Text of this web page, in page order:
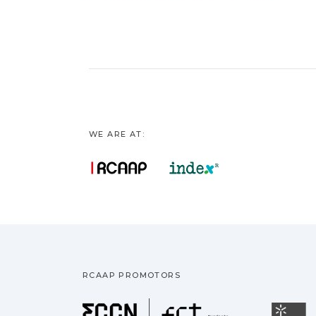
WE ARE AT:
RCAAP PROMOTORS
Fundação